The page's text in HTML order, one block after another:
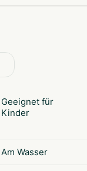
Geeignet für
Kinder
Am Wasser